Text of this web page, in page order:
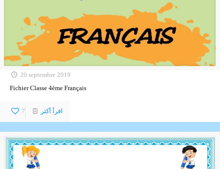
20 septembre 2019
Fichier Classe 4ème Français
7 اقرأ أكثر